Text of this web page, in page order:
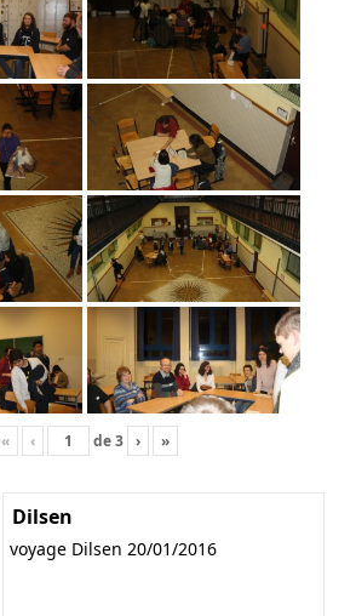
« ‹ de3 › »
Dilsen
voyage Dilsen 20/01/2016